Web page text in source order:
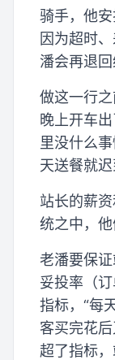
骑手，他
因为超时
潘会再退回
做这一行
晚上开车
里没什么
天送餐就迟
站长的薪
统之中，他
老潘要保
妥投率（
指标，“每
客买完花
超了指标，